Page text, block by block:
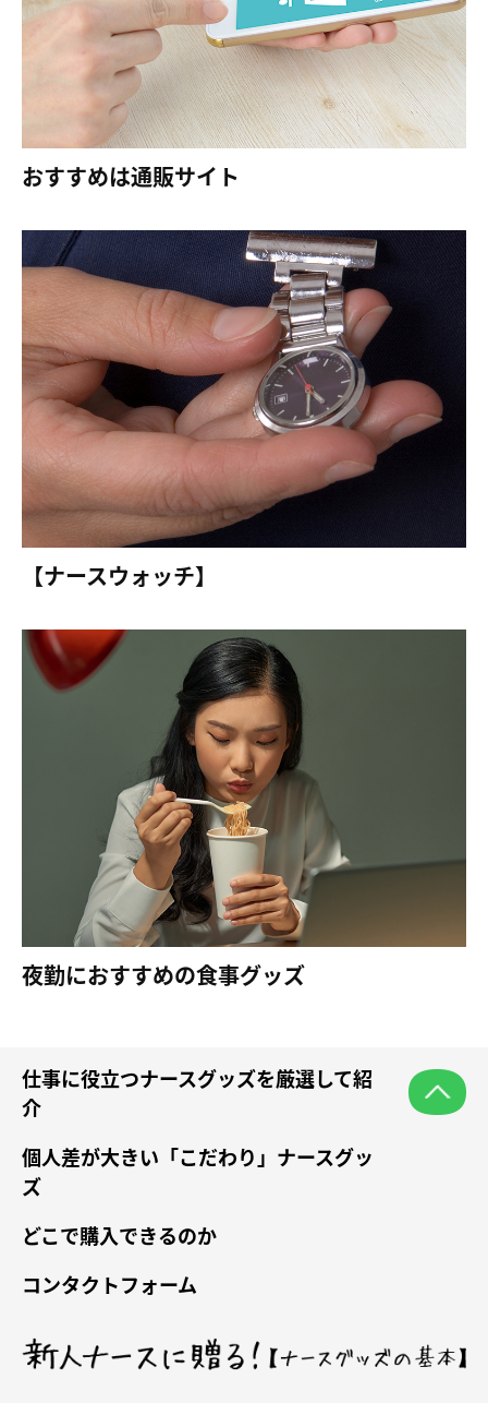
おすすめは通販サイト
【ナースウォッチ】
夜勤におすすめの食事グッズ
仕事に役立つナースグッズを厳選して紹
介
個人差が大きい「こだわり」ナースグッ
ズ
どこで購入できるのか
コンタクトフォーム